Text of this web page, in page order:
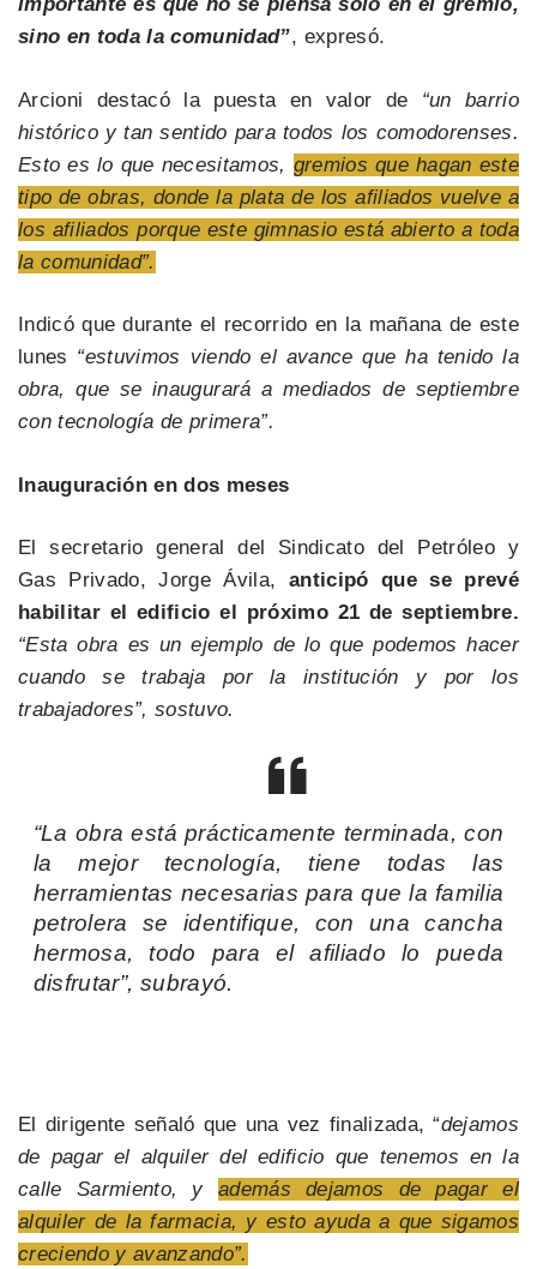
importante es que no se piensa solo en el gremio,
sino en toda la comunidad”, expresó.
Arcioni destacó la puesta en valor de “un barrio
histórico y tan sentido para todos los comodorenses.
Esto es lo que necesitamos, gremios que hagan este
tipo de obras, donde la plata de los afiliados vuelve a
los afiliados porque este gimnasio está abierto a toda
la comunidad”.
Indicó que durante el recorrido en la mañana de este
lunes “estuvimos viendo el avance que ha tenido la
obra, que se inaugurará a mediados de septiembre
con tecnología de primera”.
Inauguración en dos meses
El secretario general del Sindicato del Petróleo y
Gas Privado, Jorge Ávila, anticipó que se prevé
habilitar el edificio el próximo 21 de septiembre.
“Esta obra es un ejemplo de lo que podemos hacer
cuando se trabaja por la institución y por los
trabajadores”, sostuvo.
“La obra está prácticamente terminada, con
la mejor tecnología, tiene todas las
herramientas necesarias para que la familia
petrolera se identifique, con una cancha
hermosa, todo para el afiliado lo pueda
disfrutar”, subrayó.
El dirigente señaló que una vez finalizada, “dejamos
de pagar el alquiler del edificio que tenemos en la
calle Sarmiento, y además dejamos de pagar el
alquiler de la farmacia, y esto ayuda a que sigamos
creciendo y avanzando”.